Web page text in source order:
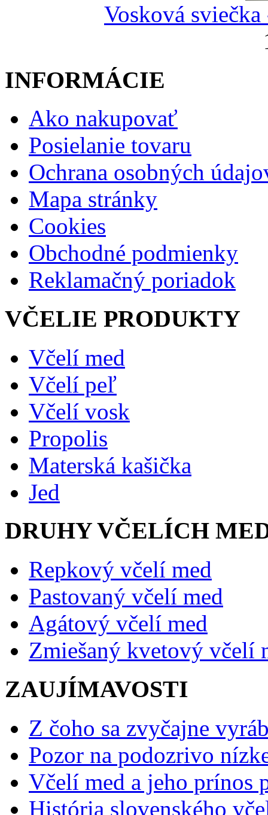
Vosková
INFORMÁCIE
Ako nakupovať
Posielanie tovaru
Ochrana osobných
Mapa stránky
Cookies
Obchodné podmienky
Reklamačný poriadok
VČELIE PRODUKTY
Včelí med
Včelí peľ
Včelí vosk
Propolis
Materská kašička
Jed
DRUHY VČELÍCH
Repkový včelí med
Pastovaný včelí med
Agátový včelí med
Zmiešaný kvetový včelí
ZAUJÍMAVOSTI
Z čoho sa zvyčajne
Pozor na podozrivo
Včelí med a jeho prínos
História slovenského